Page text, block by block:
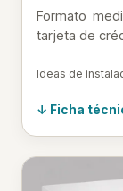
Formato
tarjeta de
Ideas de
Ficha